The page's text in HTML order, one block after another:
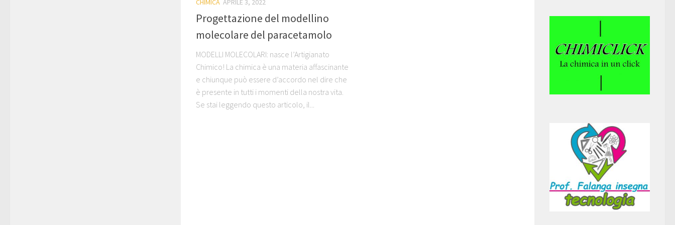
CHIMICA APRILE 3, 2022
Progettazione del modellino
molecolare del paracetamolo
MODELLI MOLECOLARI: nasce l’Artigianato
Chimico! La chimica è una materia affascinante
e chiunque può essere d’accordo nel dire che
è presente in tutti i momenti della nostra vita.
Se stai leggendo questo articolo, il...